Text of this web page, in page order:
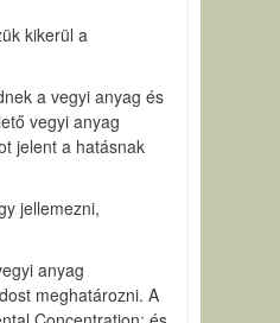
kikerül a
a vegyi anyag és
vegyi anyag
jelent a hatásnak
jellemezni,
anyag
meghatározni. A